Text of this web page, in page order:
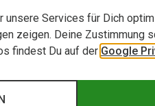
Services für Dich
zeigen. Deine Zustimmung
findest Du auf der Google